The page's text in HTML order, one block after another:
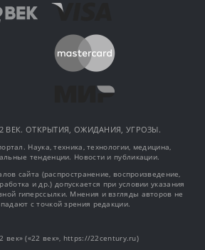
ВЕК. ОТКРЫТИЯ, ОЖИДАНИЯ, УГРОЗЫ.
Наука, техника, технологии, медицина,
тенденции. Новости и публикации.
сайта (распространение, воспроизведение,
и др.) допускается при условии указания
гиперссылки. Мнения и взгляды авторов не
с точкой зрения редакции.
век» («22 век», https://22century.ru)